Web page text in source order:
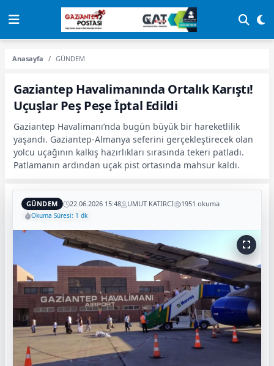
Anasayfa GÜNDEM
Gaziantep Havalimanında Ortalık Karıştı!
Uçuşlar Peş Peşe İptal Edildi
Gaziantep Havalimanı’nda bugün büyük bir hareketlilik
yaşandı. Gaziantep-Almanya seferini gerçekleştirecek olan
yolcu uçağının kalkış hazırlıkları sırasında tekeri patladı.
Patlamanın ardından uçak pist ortasında mahsur kaldı.
GÜNDEM 22.06.2026 15:48 UMUT KATIRCI 1951 okuma
Okuma Süresi: 1 dk